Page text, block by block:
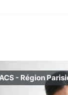
- Région